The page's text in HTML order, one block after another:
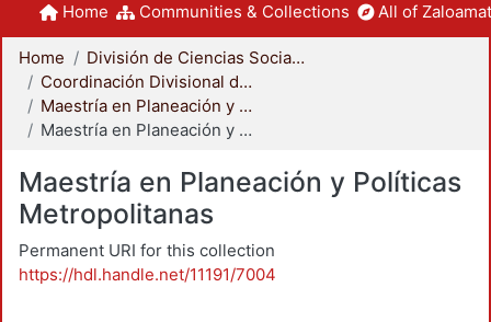
Home Communities & Collections All of
Home
División de Ciencias Sociales y Humanidades
Coordinación Divisional de Posgrado
Maestría en Planeación y Políticas Metropolitanas
Maestría en Planeación y Políticas Metropolitanas
Maestría en Planeación y Políticas
Metropolitanas
Permanent URI for this collection
https://hdl.handle.net/11191/7004